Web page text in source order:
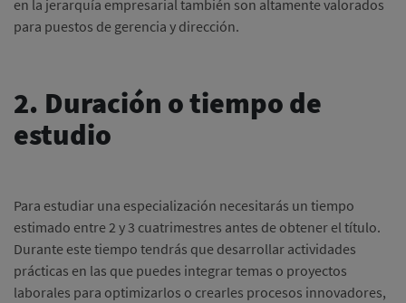
en la jerarquía empresarial también son altamente valorados
para puestos de gerencia y dirección.
2. Duración o tiempo de
estudio
Para estudiar una especialización necesitarás un tiempo
estimado entre 2 y 3 cuatrimestres antes de obtener el título.
Durante este tiempo tendrás que desarrollar actividades
prácticas en las que puedes integrar temas o proyectos
laborales para optimizarlos o crearles procesos innovadores,